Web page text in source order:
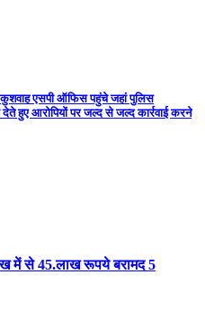
कुशवाह एसपी ऑफिस पहुंचे जहां पुलिस
हुए आरोपियों पर जल्द से जल्द कार्रवाई करने
में से 45.लाख रूपये बरामद 5